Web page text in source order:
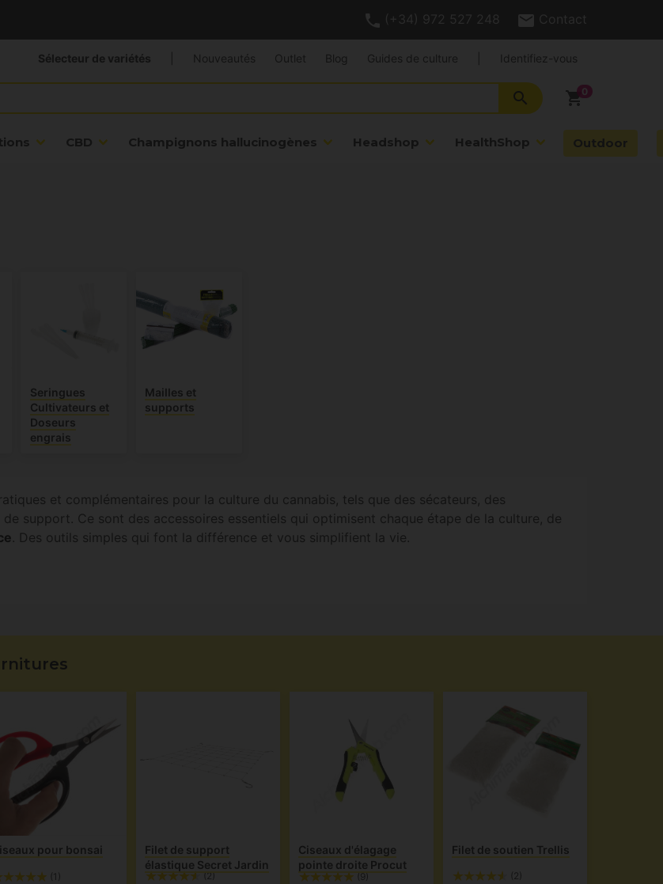
(+34) 972 527 248 Contact
shopping_cart
search
CBD Champignons hallucinogènes Headshop HealthShop Outdoor
Sélecteur de variétés Nouveautés Outlet Blog Guides de culture Identifiez-vous
Seringues
Cultivateurs et
Doseurs
engrais
Mailles et
supports
et complémentaires pour la culture du cannabis, tels que des sécateurs, des
support. Ce sont des accessoires essentiels qui optimisent chaque étape de la culture, de
. Des outils simples qui font la différence et vous simplifient la vie.
pour bonsai
(1)
Filet de support
élastique Secret Jardin
(2)
Ciseaux d'élagage
pointe droite Procut
(9)
Filet de soutien Trellis
(2)